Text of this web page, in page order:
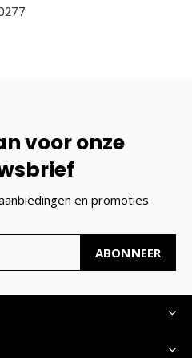
voor onze
en promoties
ABONNEER